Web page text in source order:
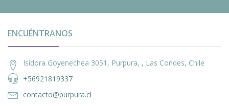
ENCUÉNTRANOS
Isidora Goyenechea 3051, Purpura, , Las Condes, Chile
+56921819337
contacto@purpura.cl